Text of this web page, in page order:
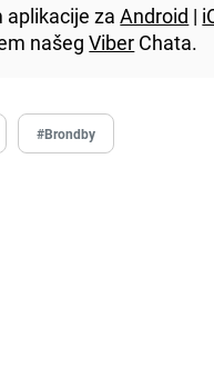
aplikacije zaAndroid |
našegViber Chata.
#Brondby